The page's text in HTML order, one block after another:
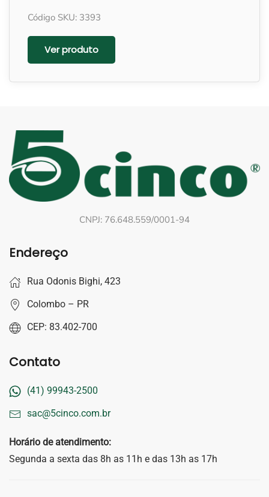
Código SKU: 3393
Ver produto
CNPJ: 76.648.559/0001-94
Endereço
Rua Odonis Bighi, 423
Colombo – PR
CEP: 83.402-700
Contato
(41) 99943-2500
sac@5cinco.com.br
Horário de atendimento:
Segunda a sexta das 8h as 11h e das 13h as 17h